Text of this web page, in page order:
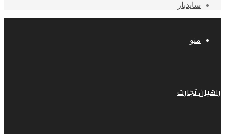
سایدبار
منو
راهیان تجارت